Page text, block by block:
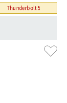
Thunderbolt 5